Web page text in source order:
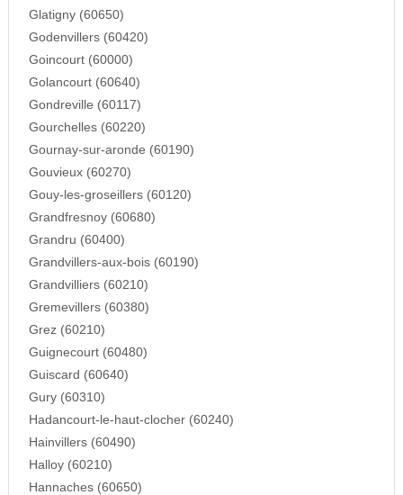
Glatigny (60650)
Godenvillers (60420)
Goincourt (60000)
Golancourt (60640)
Gondreville (60117)
Gourchelles (60220)
Gournay-sur-aronde (60190)
Gouvieux (60270)
Gouy-les-groseillers (60120)
Grandfresnoy (60680)
Grandru (60400)
Grandvillers-aux-bois (60190)
Grandvilliers (60210)
Gremevillers (60380)
Grez (60210)
Guignecourt (60480)
Guiscard (60640)
Gury (60310)
Hadancourt-le-haut-clocher (60240)
Hainvillers (60490)
Halloy (60210)
Hannaches (60650)